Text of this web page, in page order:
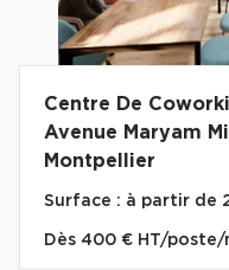
Centre De
Avenue Maryam
Montpellier
Surface : à partir de
Dès 400 € HT/poste/